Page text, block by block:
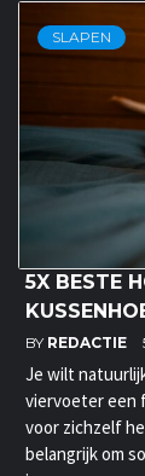
SLAPEN
5X BESTE
BY REDACTIE
Je wilt
viervoeter een
voor zichzelf
belangrijk om